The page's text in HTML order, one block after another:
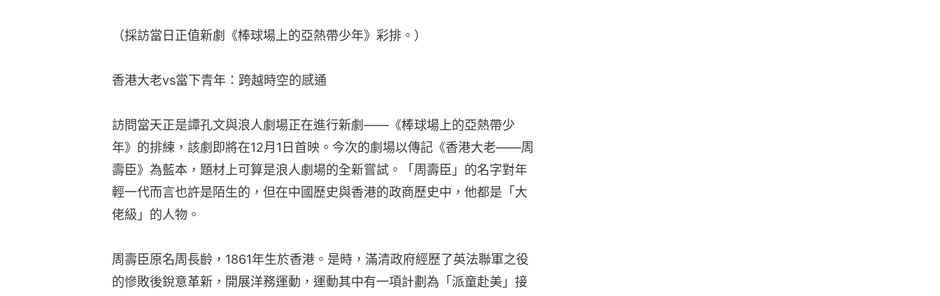
（採訪當日正值新劇《棒球場上的亞熱帶少年》彩排。）
香港大老vs當下青年：跨越時空的感通
訪問當天正是譚孔文與浪人劇場正在進行新劇——《棒球場上的亞熱帶少
年》的排練，該劇即將在12月1日首映。今次的劇場以傳記《香港大老——周
壽臣》為藍本，題材上可算是浪人劇場的全新嘗試。「周壽臣」的名字對年
輕一代而言也許是陌生的，但在中國歷史與香港的政商歷史中，他都是「大
佬級」的人物。
周壽臣原名周長齡，1861年生於香港。是時，滿清政府經歷了英法聯軍之役
的慘敗後銳意革新，開展洋務運動，運動其中有一項計劃為「派童赴美」接